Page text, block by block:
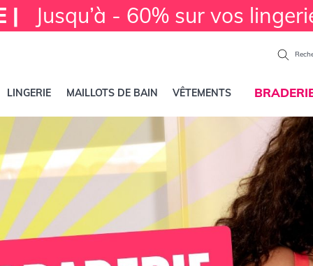
| Jusqu’à - 60% sur vos
LINGERIE MAILLOTS DE BAIN VÊTEMENTS